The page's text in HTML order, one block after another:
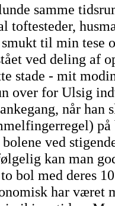
samme
toftesteder,
til min tese
ved deling af
stade - mit
over for Ulsig
når han
ved
kan man
bol med deres
har været